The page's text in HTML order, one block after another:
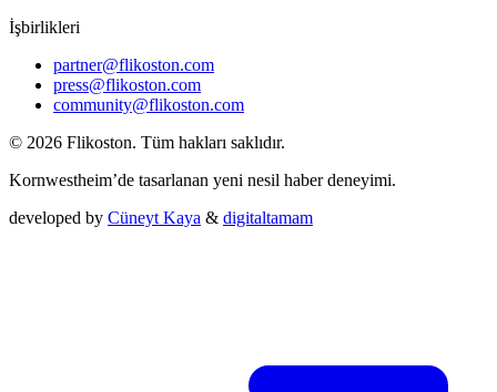
İşbirlikleri
partner@flikoston.com
press@flikoston.com
community@flikoston.com
© 2026 Flikoston. Tüm hakları saklıdır.
Kornwestheim’de tasarlanan yeni nesil haber deneyimi.
developed by Cüneyt Kaya & digitaltamam